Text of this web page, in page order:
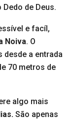
Dedo de Deus.
e facíl,
Noiva. O
desde a entrada
70 metros de
algo mais
São apenas